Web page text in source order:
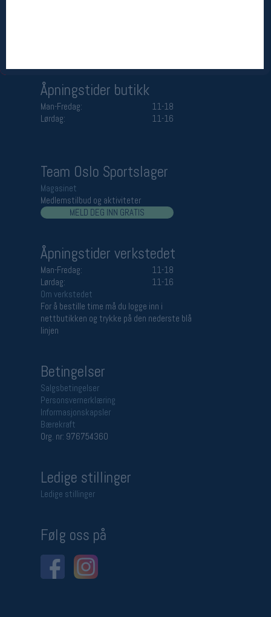
Åpningstider butikk
Man-Fredag:
11-18
Lørdag:
11-16
Team Oslo Sportslager
Magasinet
Medlemstilbud og aktiviteter
MELD DEG INN GRATIS
Åpningstider verkstedet
Man-Fredag:
11-18
Lørdag:
11-16
Om verkstedet
For å bestille time må du logge inn i
nettbutikken og trykke på den nederste blå
linjen
Betingelser
Salgsbetingelser
Personsvernerklæring
Informasjonskapsler
Bærekraft
Org. nr: 976754360
Ledige stillinger
Ledige stillinger
Følg oss på